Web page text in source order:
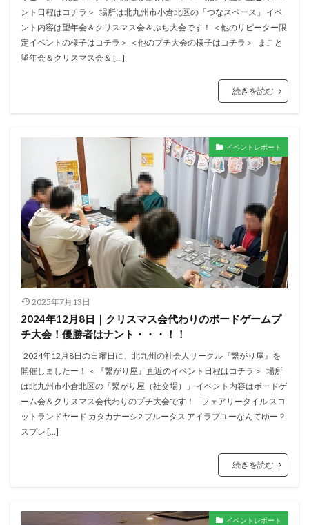
ント日程はコチラ＞ 場所は北九州市小倉北区の「つなスペース」 イベ
ント内容は望年会＆クリスマス会＆ぷち大会です！ ＜他のリピーター限
定イベントの様子はコチラ＞ ＜他のプチ大会の様子はコチラ＞ まこと
望年会＆クリスマス会＆ […]
続きを読む
イベントレポート
2025年7月13日
2024年12月8日｜クリスマス会代わりのボードゲームプ
チ大会！優勝者はナント・・・！！
2024年12月8日の日曜日に、北九州の社会人サークル『繋がり屋』を
開催しましたー！ ＜『繋がり屋』直近のイベント日程はコチラ＞ 場所
は北九州市小倉北区の「繋がり屋（社交場）」 イベント内容はボードゲ
ーム会＆クリスマス会代わりのプチ大会です！ フェアリータイル スコ
ットランドヤード カタカナーシ2 ブルータス アイラブユーなんてゆー？
スプレ […]
続きを読む
イベントレポート